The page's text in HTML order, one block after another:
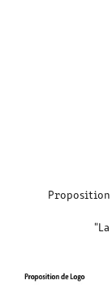
Proposition